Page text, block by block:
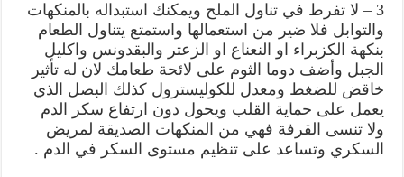
3 – لا تفرط في تناول الملح ويمكنك استبداله بالمنكهات
والتوابل فلا ضير من استعمالها واستمتع يتناول الطعام
بنكهة الكزبراء او النعناع او الزعتر والبقدونس واكليل
الجبل وأضف دوما الثوم على لائحة طعامك لان له تأثير
خاقض للضغط ومعدل للكوليسترول كذلك البصل الذي
يعمل على حماية القلب ويحول دون ارتفاع سكر الدم
ولا تنسى القرفة فهي من المنكهات الصديقة لمريض
السكري وتساعد على تنظيم مستوى السكر في الدم .